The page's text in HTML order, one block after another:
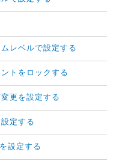
レベルで設定する
トをロックする
更を設定する
定する
設定する